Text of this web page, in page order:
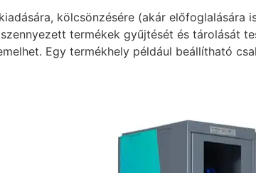
kölcsönzésére (akár előfoglalására
termékek gyűjtését és tárolását
Egy termékhely például beállítható